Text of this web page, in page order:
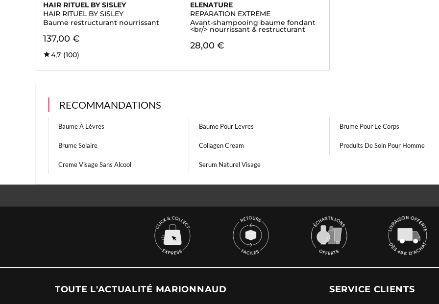
HAIR RITUEL BY SISLEY
HAIR RITUEL BY SISLEY
Baume restructurant nourrissant
137,00 €
4,7 (100)
ELENATURE
REPARATION EXTREME
Avant-shampooing baume fondant
<br/> nourrissant & restructurant
28,00 €
RECOMMANDATIONS
Baume À Lèvres Baume Pour Levres Brume Pour Le Corps
Brume Solaire Collagen Cream Produits De Soin Pour Homme
Creme Visage Sans Alcool Serum Naturel Visage
TOUTE L'ACTUALITÉ MARIONNAUD SERVICE CLIENTS